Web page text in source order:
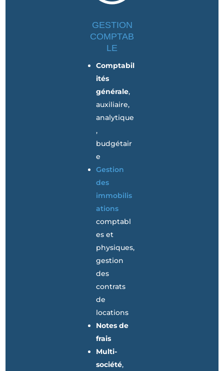
GESTION
COMPTAB
LE
Comptabil
ités
générale,
auxiliaire,
analytique
,
budgétair
e
Gestion
des
immobilis
ations
comptabl
es et
physiques,
gestion
des
contrats
de
locations
Notes de
frais
Multi-
société,